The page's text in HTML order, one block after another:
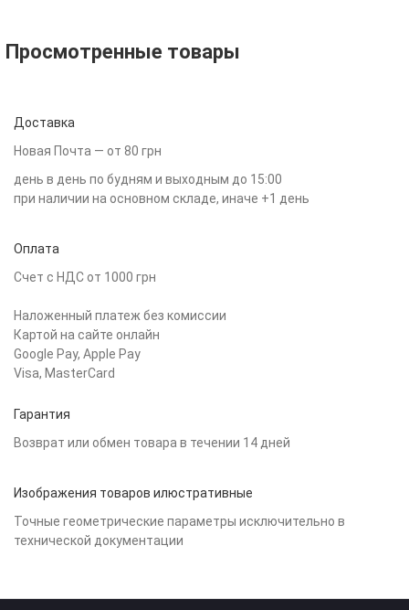
Просмотренные товары
Доставка
Новая Почта — от 80 грн
день в день по будням и выходным до 15:00
при наличии на основном складе, иначе +1 день
Оплата
Счет с НДС от 1000 грн
Наложенный платеж без комиссии
Картой на сайте онлайн
Google Pay, Apple Pay
Visa, MasterCard
Гарантия
Возврат или обмен товара в течении 14 дней
Изображения товаров илюстративные
Точные геометрические параметры исключительно в
технической документации